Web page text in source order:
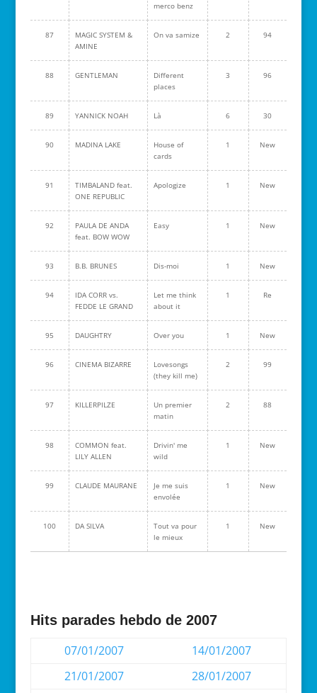
merco benz
87
MAGIC SYSTEM &
AMINE
On va samize 2 94
88 GENTLEMAN
Different
places
3 96
89 YANNICK NOAH Là 6 30
90 MADINA LAKE
House of
cards
1 New
91
TIMBALAND feat.
ONE REPUBLIC
Apologize 1 New
92
PAULA DE ANDA
feat. BOW WOW
Easy 1 New
93 B.B. BRUNES Dis-moi 1 New
94
IDA CORR vs.
FEDDE LE GRAND
Let me think
about it
1 Re
95 DAUGHTRY Over you 1 New
96 CINEMA BIZARRE
Lovesongs
(they kill me)
2 99
97 KILLERPILZE
Un premier
matin
2 88
98
COMMON feat.
LILY ALLEN
Drivin' me
wild
1 New
99 CLAUDE MAURANE
Je me suis
envolée
1 New
100 DA SILVA
Tout va pour
le mieux
1 New
Hits parades hebdo de 2007
07/01/2007
14/01/2007
21/01/2007
28/01/2007